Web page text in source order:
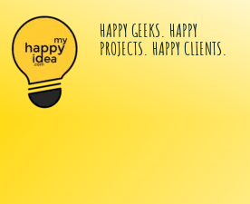
HAPPY GEEKS. HAPPY
PROJECTS. HAPPY CLIENTS.